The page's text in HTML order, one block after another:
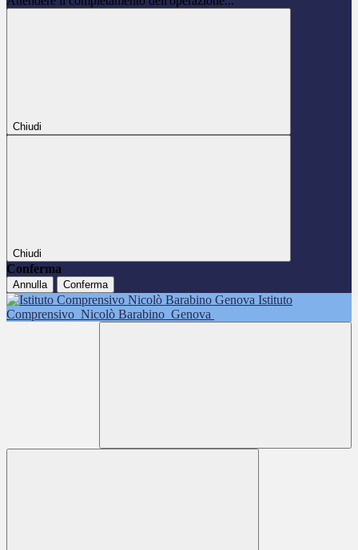
Chiudi
Chiudi
Conferma
Annulla Conferma
Istituto
Comprensivo Nicolò Barabino Genova